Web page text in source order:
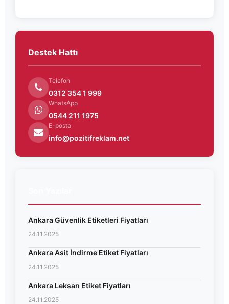
Destek Hattı
Telefon
0312 354 1 999
WhatsApp
0544 211 1975
E-posta
info@pozitifreklam.net
Ankara Güvenlik Etiketleri Fiyatları
24.11.2025
Ankara Asit İndirme Etiket Fiyatları
24.11.2025
Ankara Leksan Etiket Fiyatları
24.11.2025